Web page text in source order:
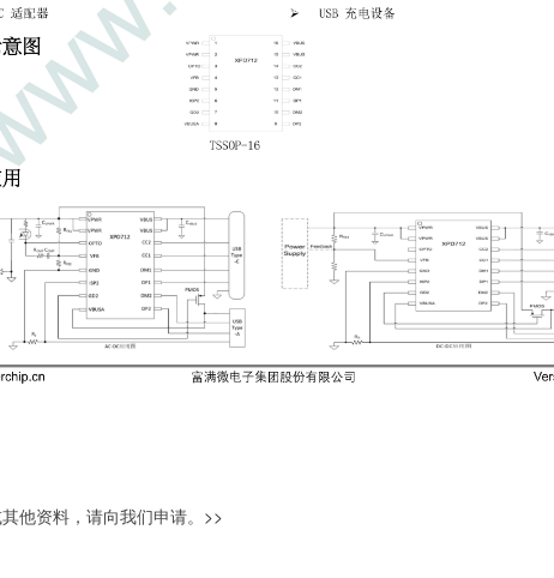
他资料，请向我们申请。 >>